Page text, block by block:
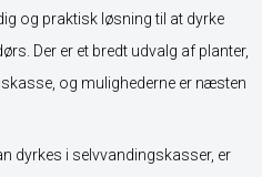
og praktisk løsning til at dyrke
Der er et bredt udvalg af planter,
og mulighederne er næsten
dyrkes i selvvandingskasser, er